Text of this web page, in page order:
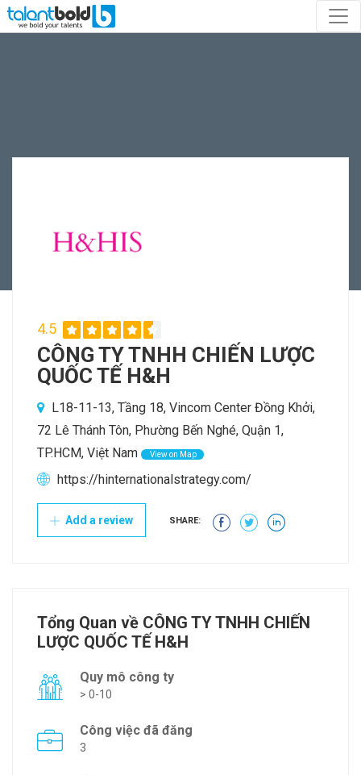
4.5
CÔNG TY TNHH CHIẾN LƯỢC
QUỐC TẾ H&H
L18-11-13, Tầng 18, Vincom Center Đồng Khởi,
72 Lê Thánh Tôn, Phường Bến Nghé, Quận 1,
TP.HCM, Việt Nam
View on Map
https://hinternationalstrategy.com/
Add a review SHARE:
Tổng Quan về CÔNG TY TNHH CHIẾN
LƯỢC QUỐC TẾ H&H
Quy mô công ty
> 0-10
Công việc đã đăng
3